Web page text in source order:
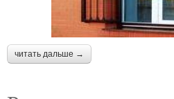
читать дальше →